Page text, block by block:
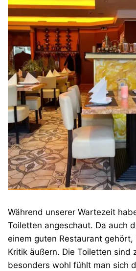
Während unserer Wartezeit
Toiletten angeschaut. Da auch
einem guten Restaurant gehört,
Kritik äußern. Die Toiletten sind
besonders wohl fühlt man sich